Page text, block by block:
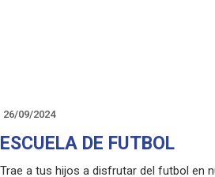
26/09/2024
ESCUELA DE FUTBOL
Trae a tus hijos a disfrutar del futbol en